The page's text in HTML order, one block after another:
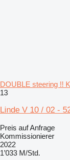
DOUBLE steering !!
13
Linde V 10 / 02 -
Preis auf Anfrage
Kommissionierer
2022
1’033 M/Std.